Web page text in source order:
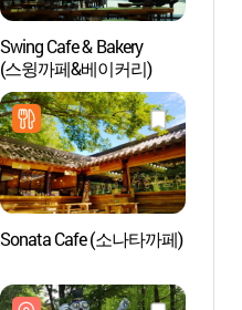
Swing Cafe & Bakery
(스윙까페&베이커리)
Sonata Cafe (소나타까페)